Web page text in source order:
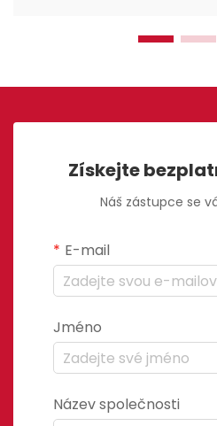
Získejte
Náš zástupce se
E-mail
Jméno
Název společnosti